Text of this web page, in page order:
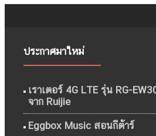
ประกาศมาใหม่
เราเตอร์ 4G LTE รุ่น RG-
จาก Ruijie
Eggbox Music สอนกีต้าร์